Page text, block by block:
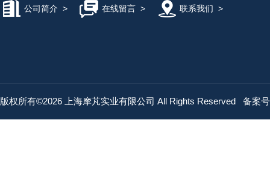
公司简介 > 在线留言> 联系我们 >
版权所有©2026 上海摩芃实业有限公司 All Rights Reserved 备案